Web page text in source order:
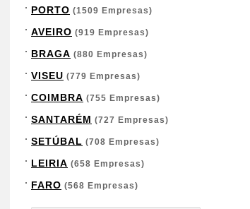
PORTO (1509 Empresas)
AVEIRO (919 Empresas)
BRAGA (880 Empresas)
VISEU (779 Empresas)
COIMBRA (755 Empresas)
SANTARÉM (727 Empresas)
SETÚBAL (708 Empresas)
LEIRIA (658 Empresas)
FARO (568 Empresas)